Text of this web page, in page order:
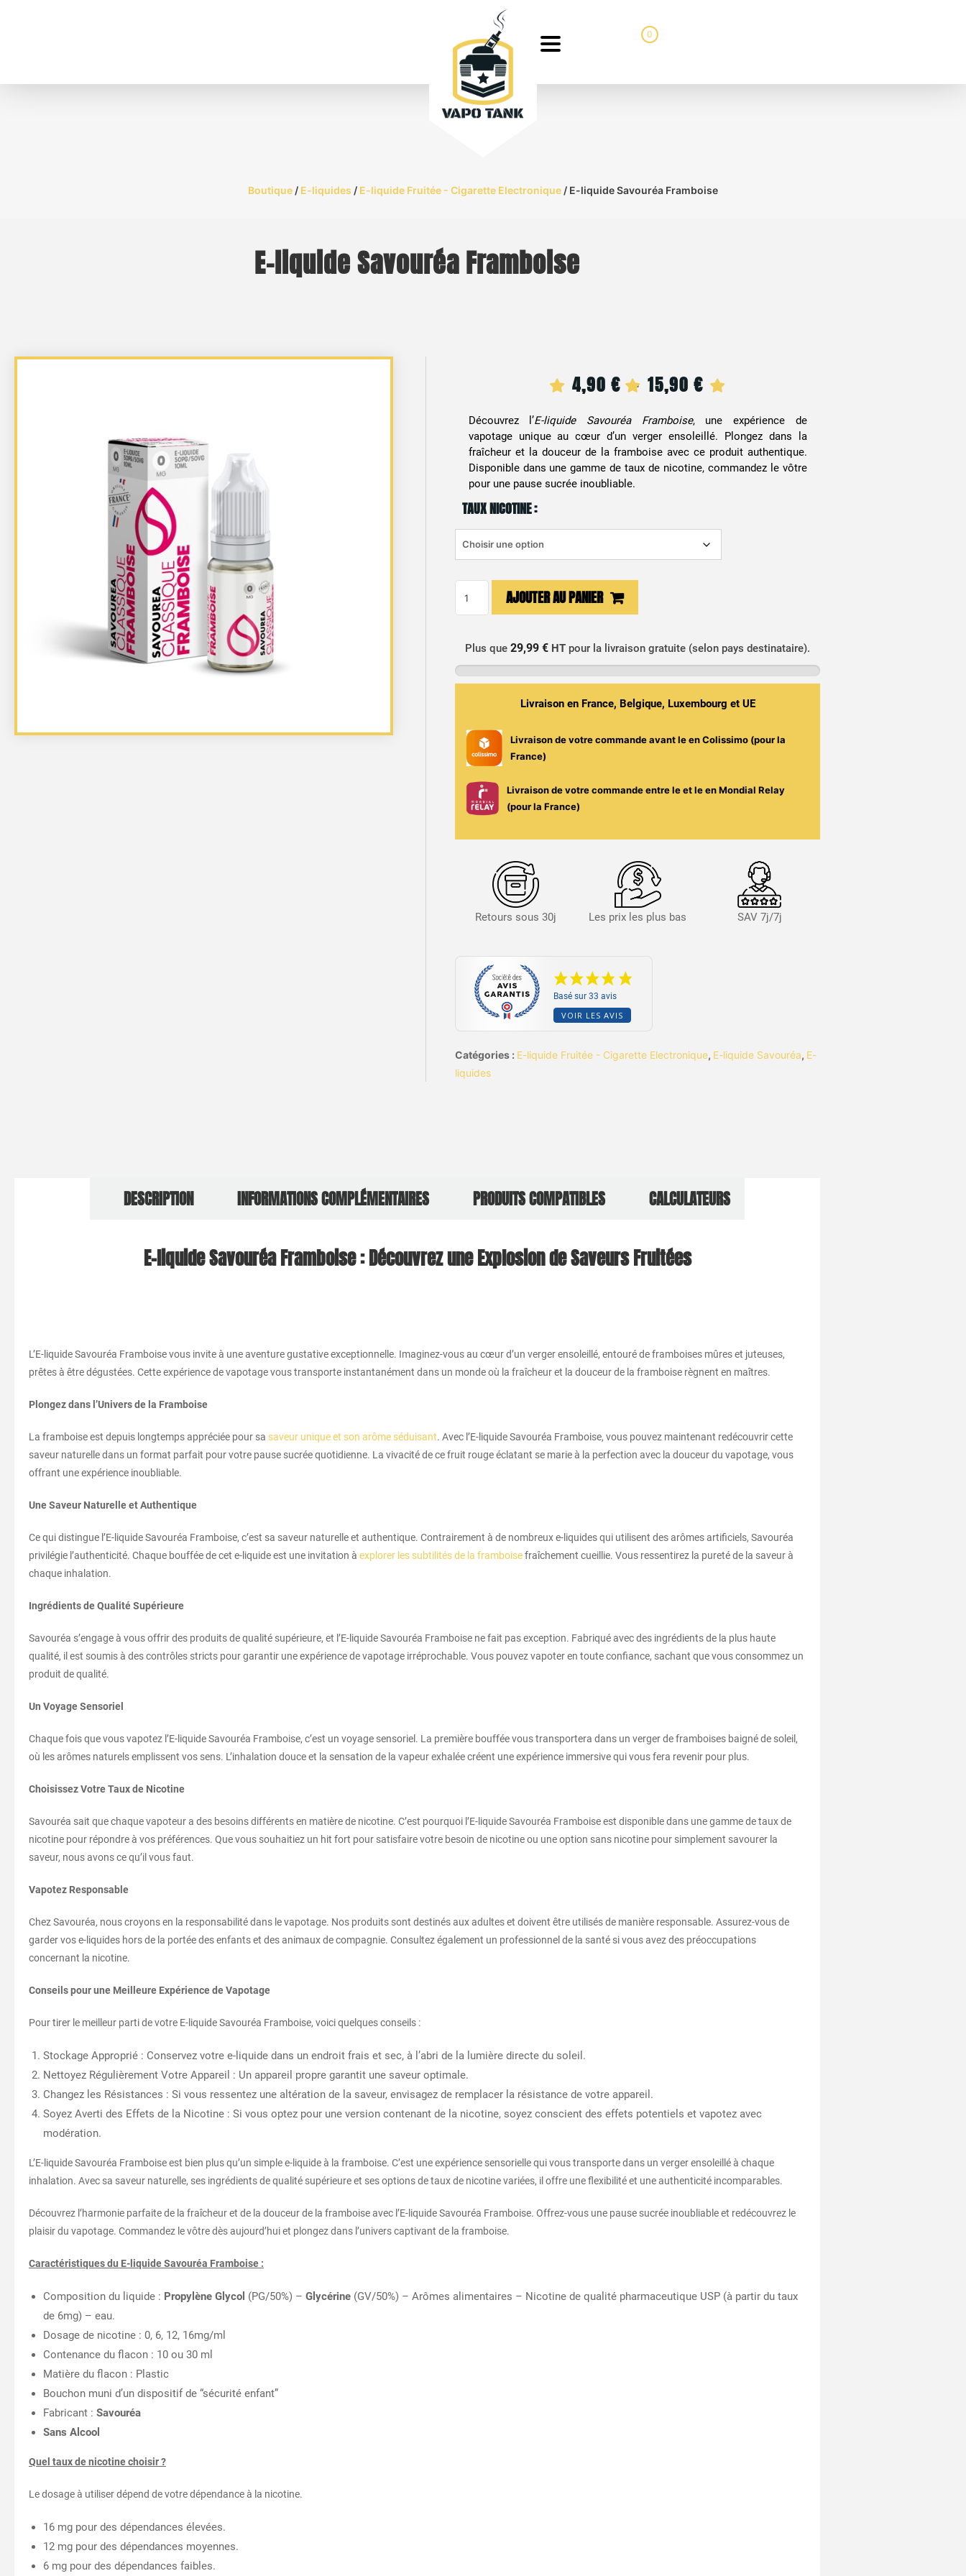
0
Boutique / E-liquides / E-liquide Fruitée - Cigarette Electronique / E-liquide Savouréa Framboise
E-liquide Savouréa Framboise
4,90 € – 15,90 €Plage
prix :
4,90 €
15,90 €
Découvrez l’E-liquide Savouréa Framboise, une expérience de
vapotage unique au cœur d’un verger ensoleillé. Plongez dans la
fraîcheur et la douceur de la framboise avec ce produit authentique.
Disponible dans une gamme de taux de nicotine, commandez le vôtre
pour une pause sucrée inoubliable.
TAUX NICOTINE :
liquide
Framboise
AJOUTER AU PANIER
Plus que29,99 € HT pour la livraison gratuite (selon pays destinataire).
Livraison en France, Belgique, Luxembourg et UE
Livraison de votre commande avant leen Colissimo (pour la
France)
Livraison de votre commande entre leet leen Mondial Relay
(pour la France)
Retours sous 30j Les prix les plus bas SAV 7j/7j
Basé sur 33 avis
VOIR LES AVIS
Catégories : E-liquide Fruitée - Cigarette Electronique, E-liquide Savouréa, E-
liquides
DESCRIPTION INFORMATIONS COMPLÉMENTAIRES PRODUITS COMPATIBLES CALCULATEURS
E-liquide Savouréa Framboise : Découvrez une Explosion de Saveurs Fruitées
L’E-liquide Savouréa Framboise vous invite à une aventure gustative exceptionnelle. Imaginez-vous au cœur d’un verger ensoleillé, entouré de framboises mûres et juteuses,
prêtes à être dégustées. Cette expérience de vapotage vous transporte instantanément dans un monde où la fraîcheur et la douceur de la framboise règnent en maîtres.
Plongez dans l’Univers de la Framboise
La framboise est depuis longtemps appréciée pour sa saveur unique et son arôme séduisant. Avec l’E-liquide Savouréa Framboise, vous pouvez maintenant redécouvrir cette
saveur naturelle dans un format parfait pour votre pause sucrée quotidienne. La vivacité de ce fruit rouge éclatant se marie à la perfection avec la douceur du vapotage, vous
offrant une expérience inoubliable.
Une Saveur Naturelle et Authentique
Ce qui distingue l’E-liquide Savouréa Framboise, c’est sa saveur naturelle et authentique. Contrairement à de nombreux e-liquides qui utilisent des arômes artificiels, Savouréa
privilégie l’authenticité. Chaque bouffée de cet e-liquide est une invitation à explorer les subtilités de la framboisefraîchement cueillie. Vous ressentirez la pureté de la saveur à
chaque inhalation.
Ingrédients de Qualité Supérieure
Savouréa s’engage à vous offrir des produits de qualité supérieure, et l’E-liquide Savouréa Framboise ne fait pas exception. Fabriqué avec des ingrédients de la plus haute
qualité, il est soumis à des contrôles stricts pour garantir une expérience de vapotage irréprochable. Vous pouvez vapoter en toute confiance, sachant que vous consommez un
produit de qualité.
Un Voyage Sensoriel
Chaque fois que vous vapotez l’E-liquide Savouréa Framboise, c’est un voyage sensoriel. La première bouffée vous transportera dans un verger de framboises baigné de soleil,
où les arômes naturels emplissent vos sens. L’inhalation douce et la sensation de la vapeur exhalée créent une expérience immersive qui vous fera revenir pour plus.
Choisissez Votre Taux de Nicotine
Savouréa sait que chaque vapoteur a des besoins différents en matière de nicotine. C’est pourquoi l’E-liquide Savouréa Framboise est disponible dans une gamme de taux de
nicotine pour répondre à vos préférences. Que vous souhaitiez un hit fort pour satisfaire votre besoin de nicotine ou une option sans nicotine pour simplement savourer la
saveur, nous avons ce qu’il vous faut.
Vapotez Responsable
Chez Savouréa, nous croyons en la responsabilité dans le vapotage. Nos produits sont destinés aux adultes et doivent être utilisés de manière responsable. Assurez-vous de
garder vos e-liquides hors de la portée des enfants et des animaux de compagnie. Consultez également un professionnel de la santé si vous avez des préoccupations
concernant la nicotine.
Conseils pour une Meilleure Expérience de Vapotage
Pour tirer le meilleur parti de votre E-liquide Savouréa Framboise, voici quelques conseils :
Stockage Approprié : Conservez votre e-liquide dans un endroit frais et sec, à l’abri de la lumière directe du soleil.
Nettoyez Régulièrement Votre Appareil : Un appareil propre garantit une saveur optimale.
Changez les Résistances : Si vous ressentez une altération de la saveur, envisagez de remplacer la résistance de votre appareil.
Soyez Averti des Effets de la Nicotine : Si vous optez pour une version contenant de la nicotine, soyez conscient des effets potentiels et vapotez avec
modération.
L’E-liquide Savouréa Framboise est bien plus qu’un simple e-liquide à la framboise. C’est une expérience sensorielle qui vous transporte dans un verger ensoleillé à chaque
inhalation. Avec sa saveur naturelle, ses ingrédients de qualité supérieure et ses options de taux de nicotine variées, il offre une flexibilité et une authenticité incomparables.
Découvrez l’harmonie parfaite de la fraîcheur et de la douceur de la framboise avec l’E-liquide Savouréa Framboise. Offrez-vous une pause sucrée inoubliable et redécouvrez le
plaisir du vapotage. Commandez le vôtre dès aujourd’hui et plongez dans l’univers captivant de la framboise.
Caractéristiques du E-liquide Savouréa Framboise :
Composition du liquide : Propylène Glycol (PG/50%) – Glycérine (GV/50%) – Arômes alimentaires – Nicotine de qualité pharmaceutique USP (à partir du taux
de 6mg) – eau.
Dosage de nicotine : 0, 6, 12, 16mg/ml
Contenance du flacon : 10 ou 30 ml
Matière du flacon : Plastic
Bouchon muni d’un dispositif de “sécurité enfant”
Fabricant : Savouréa
Sans Alcool
Quel taux de nicotine choisir ?
Le dosage à utiliser dépend de votre dépendance à la nicotine.
16 mg pour des dépendances élevées.
12 mg pour des dépendances moyennes.
6 mg pour des dépendances faibles.